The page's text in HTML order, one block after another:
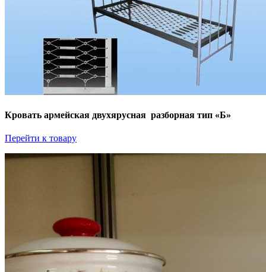
Кровать армейская двухярусная разборная тип «Б»
Перейти к товару